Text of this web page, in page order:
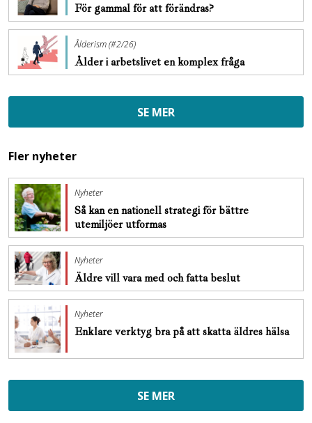
För gammal för att förändras?
Ålderism (#2/26)
Ålder i arbetslivet en komplex fråga
SE MER
Fler nyheter
Nyheter
Så kan en nationell strategi för bättre
utemiljöer utformas
Nyheter
Äldre vill vara med och fatta beslut
Nyheter
Enklare verktyg bra på att skatta äldres hälsa
SE MER